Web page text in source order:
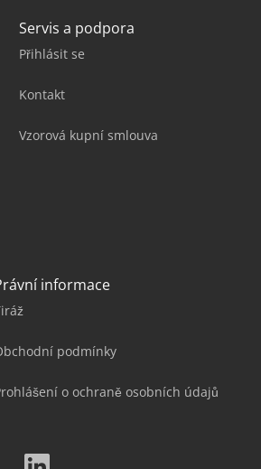
Servis a podpora
Přihlásit se
Kontakt
Vzorová kupní smlouva
informace
podmínky
o ochraně osobních údajů